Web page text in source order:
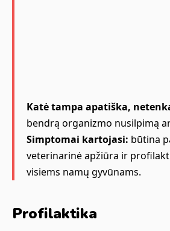
Katė tampa apatiška,
bendrą organizmo nusilpimą
Simptomai kartojasi: būtina
veterinarinė apžiūra ir
visiems namų gyvūnams.
Profilaktika